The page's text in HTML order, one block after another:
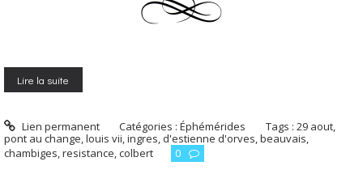
Lire la suite
Lien permanent Catégories :Éphémérides Tags :29 aout,
pont au change,louis vii,ingres, d'estienne d'orves,beauvais,
chambiges,resistance,colbert 0